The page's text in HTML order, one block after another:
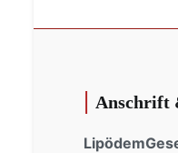
Anschrift